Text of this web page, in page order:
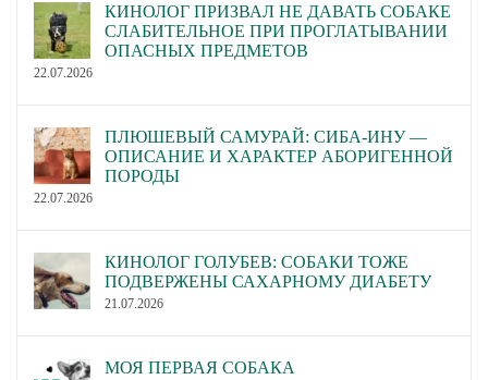
КИНОЛОГ ПРИЗВАЛ НЕ ДАВАТЬ СОБАКЕ
СЛАБИТЕЛЬНОЕ ПРИ ПРОГЛАТЫВАНИИ
ОПАСНЫХ ПРЕДМЕТОВ
22.07.2026
ПЛЮШЕВЫЙ САМУРАЙ: СИБА-ИНУ —
ОПИСАНИЕ И ХАРАКТЕР АБОРИГЕННОЙ
ПОРОДЫ
22.07.2026
КИНОЛОГ ГОЛУБЕВ: СОБАКИ ТОЖЕ
ПОДВЕРЖЕНЫ САХАРНОМУ ДИАБЕТУ
21.07.2026
МОЯ ПЕРВАЯ СОБАКА